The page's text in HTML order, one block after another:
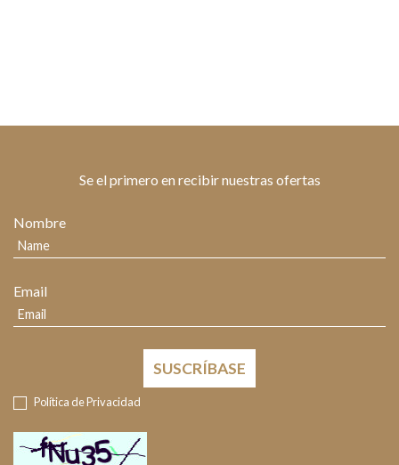
Se el primero en recibir nuestras ofertas
Nombre
Email
SUSCRÍBASE
Política de Privacidad